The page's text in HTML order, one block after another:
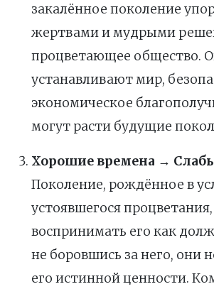
закалённое поколение
жертвами и мудрыми
процветающее общество.
устанавливают мир,
экономическое
могут расти будущие
Хорошие времена →
Поколение, рождённое в
устоявшегося
воспринимать его как
не боровшись за него, они
его истинной ценности.